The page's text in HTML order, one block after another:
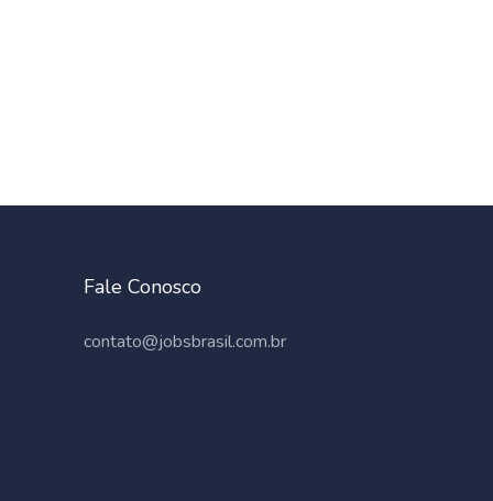
Fale Conosco
contato@jobsbrasil.com.br